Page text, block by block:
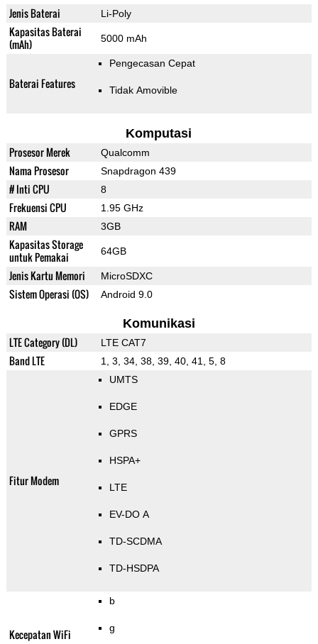
Jenis Baterai Li-Poly
Kapasitas Baterai
(mAh)
5000 mAh
Baterai Features
Pengecasan Cepat
Tidak Amovible
Komputasi
Prosesor Merek Qualcomm
Nama Prosesor Snapdragon 439
# Inti CPU 8
Frekuensi CPU 1.95 GHz
RAM 3GB
Kapasitas Storage
untuk Pemakai
64GB
Jenis Kartu Memori MicroSDXC
Sistem Operasi (OS) Android 9.0
Komunikasi
LTE Category (DL) LTE CAT7
Band LTE 1, 3, 34, 38, 39, 40, 41, 5, 8
Fitur Modem
UMTS
EDGE
GPRS
HSPA+
LTE
EV-DO A
TD-SCDMA
TD-HSDPA
Kecepatan WiFi
b
g